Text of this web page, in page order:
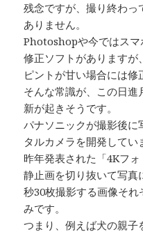
残念ですが、撮り終わっ
ありません。
Photoshopや今ではスマ
修正ソフトがありますが
ピントが甘い場合には修
そんな常識が、この日
新が起きそうです。
パナソニックが撮影後に
タルカメラを開発してい
昨年発表された「4Kフ
静止画を切り抜いて写
秒30枚撮影する画像そ
みです。
つまり、例えば犬の親